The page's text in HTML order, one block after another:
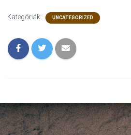
Kategóriák: UNCATEGORIZED